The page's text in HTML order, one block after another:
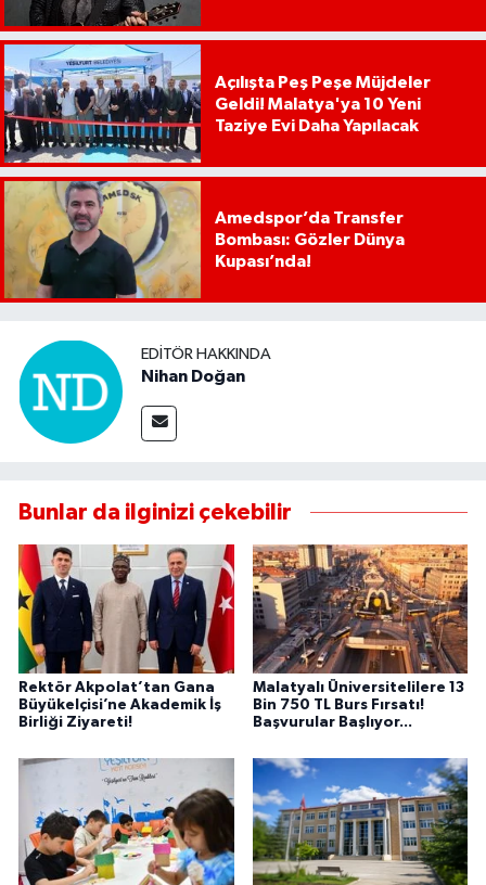
Açılışta Peş Peşe Müjdeler
Geldi! Malatya'ya 10 Yeni
Taziye Evi Daha Yapılacak
Amedspor’da Transfer
Bombası: Gözler Dünya
Kupası’nda!
EDITÖR HAKKINDA
Nihan Doğan
Bunlar da ilginizi çekebilir
Rektör Akpolat’tan Gana
Büyükelçisi’ne Akademik İş
Birliği Ziyareti!
Malatyalı Üniversitelilere 13
Bin 750 TL Burs Fırsatı!
Başvurular Başlıyor...